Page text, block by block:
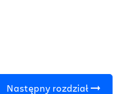
Następny rozdział